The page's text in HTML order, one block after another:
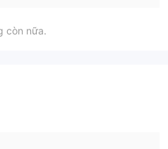
still be a good fit.
còn nữa.